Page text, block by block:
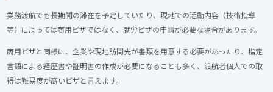
業務渡航でも長期間の滞在を予定していたり、現地での活動内容（技術指導
等）によっては商用ビザではなく、就労ビザの申請が必要な場合があります。
商用ビザと同様に、企業や現地訪問先が書類を用意する必要があったり、指定
言語による経歴書や証明書の作成が必要になることも多く、渡航者個人での取
得は難易度が高いビザと言えます。